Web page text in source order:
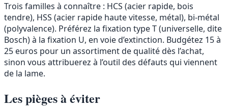
Trois familles à connaître : HCS (acier rapide, bois
tendre), HSS (acier rapide haute vitesse, métal), bi-métal
(polyvalence). Préférez la fixation type T (universelle, dite
Bosch) à la fixation U, en voie d’extinction. Budgétez 15 à
25 euros pour un assortiment de qualité dès l’achat,
sinon vous attribuerez à l’outil des défauts qui viennent
de la lame.
Les pièges à éviter